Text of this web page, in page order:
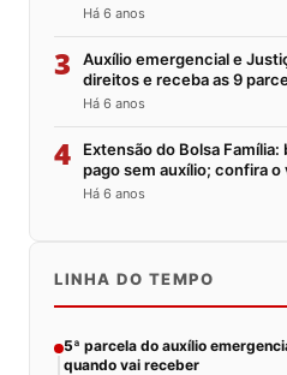
Há 6 anos
3
Auxílio emergencial e
direitos e receba as 9
Há 6 anos
4
Extensão do Bolsa
pago sem auxílio; confira o
Há 6 anos
LINHA DO TEMPO
5ª parcela do auxílio
quando vai receber